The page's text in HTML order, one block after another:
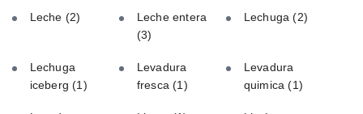
Leche (2)
Leche entera
(3)
Lechuga(2)
Lechuga
iceberg(1)
Levadura
fresca(1)
Levadura
quimica(1)